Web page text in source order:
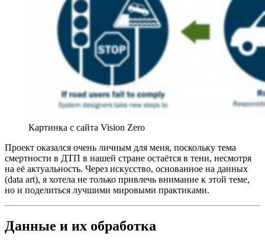
Картинка с сайта Vision Zero
Проект оказался очень личным для меня, поскольку тема
смертности в ДТП в нашей стране остаётся в тени, несмотря
на её актуальность. Через искусство, основанное на данных
(data art), я хотела не только привлечь внимание к этой теме,
но и поделиться лучшими мировыми практиками.
Данные и их обработка